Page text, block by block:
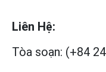
Liên Hệ:
Tòa soạn: (+84